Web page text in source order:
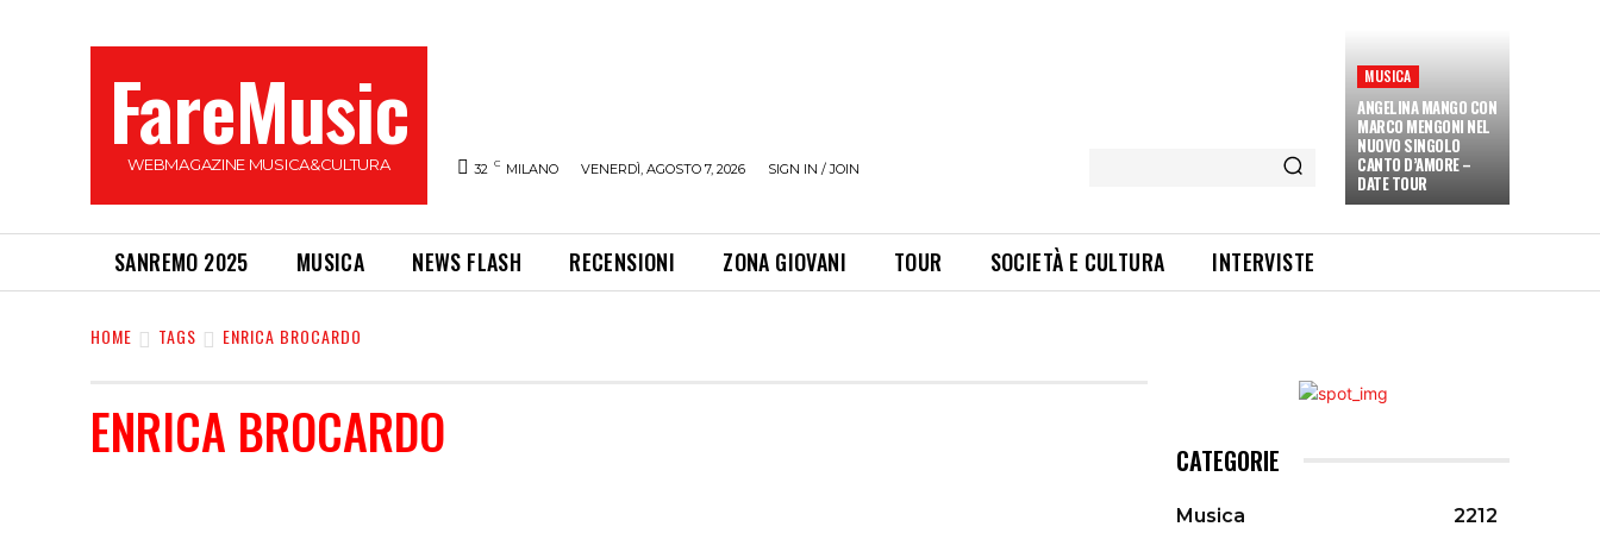
FareMusic
WEBMAGAZINE MUSICA&CULTURA 32 C MILANO VENERDÌ, AGOSTO 7, 2026 SIGN IN / JOIN
MUSICA
ANGELINA MANGO CON
MARCO MENGONI NEL
NUOVO SINGOLO
CANTO D’AMORE –
DATE TOUR
SANREMO 2025 MUSICA NEWS FLASH RECENSIONI ZONA GIOVANI TOUR SOCIETÀ E CULTURA INTERVISTE
HOME TAGS ENRICA BROCARDO
ENRICA BROCARDO CATEGORIE
Musica
2212